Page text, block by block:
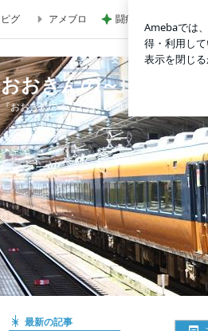
ピグ アメブロ 闘病生活や支えてく
おおきんの～日記
『おおきんの～』とは、下北山の方言で『あり
最新の記事